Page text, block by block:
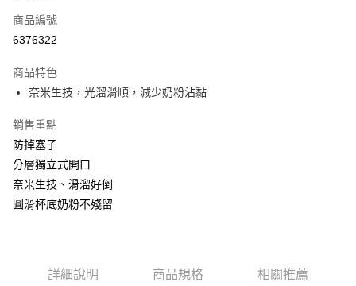
2.付款方式選擇「大哥付你分期」，訂單成立後會自動跳轉到大哥付的交易
流程，驗證手機門號後，選擇欲分期的期數、繳款截止日，確認付款後即完
3.實際核准額度、可分期數及費用金額請依後續交易確認頁面所載為準。
4.訂單成立30分鐘內，如未前往確認交易或遇審核未通過，訂單將自動取
消。如遇「轉專審核」未通過狀況，表示未達大哥付你分期系統評分，恕無
【繳款方式說明】
1.分期款項不併入電信帳單，「大哥付你分期」於每月結算日後寄送繳費提
醒簡訊。
2.透過簡訊連結打開帳單後，可選擇「超商條碼／台灣大直營門市／銀行轉
帳／街口支付／iPASS MONEY」等通路繳費。
【注意事項】
2.基於同意付款使用「大哥付你分期」之契約關係目的，商店將以您的個人
資料（包含姓名、電話或地址）提供予台灣大哥大進項蒐集、處理及利用，
相關說明
【關於「AFTEE先享後付」】
便利好安心！
１．簡單：不需註冊會員、不需綁卡、不需儲值。
２．便利：只要手機號碼，簡訊認證，即可結帳。
【「AFTEE先享後付」結帳流程】
１．於結帳方式選擇「AFTEE先享後付」後，將跳轉至「AFTEE先享後付」
結帳頁面，進行簡訊認證並確認金額後，即可完成結帳。
２．訂單成立數日內，您將收到繳費通知簡訊。
３．收到繳費通知簡訊後14天內，點擊此簡訊中的連結，可透過四大超商／
※ 交易是否成功請以「AFTEE先享後付 」之結帳頁面顯示為準，若有關於
相關說明
「Hami Point」為中華電信所提供之點數服務，可於會員專區綁定中華電信
運送方式
付款後全家取貨
每筆NT$100，滿NT$999(含以上)免運費
付款後7-11取貨
商品編號
6376322
商品特色
奈米生技，光溜滑順，減少奶粉沾黏
銷售重點
防掉塞子
分層獨立式開口
奈米生技、滑溜好倒
圓滑杯底奶粉不殘留
詳細說明 商品規格 相關推薦